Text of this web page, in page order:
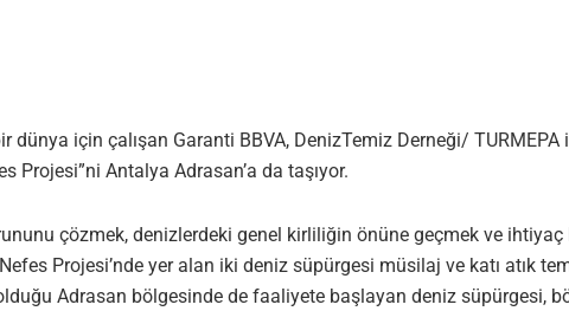
için çalışan Garanti BBVA, DenizTemiz Derneği/
Projesi”ni Antalya Adrasan’a da taşıyor.
çözmek, denizlerdeki genel kirliliğin önüne geçmek ve
Projesi’nde yer alan iki deniz süpürgesi müsilaj ve katı atık
Adrasan bölgesinde de faaliyete başlayan deniz süpürgesi,